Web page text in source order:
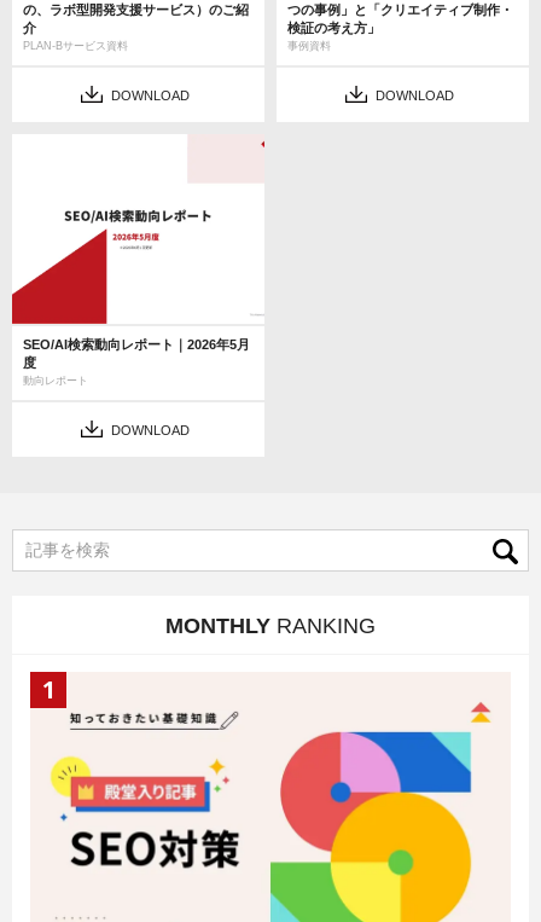
の、ラボ型開発支援サービス）のご紹
介
PLAN-Bサービス資料
DOWNLOAD
つの事例」と「クリエイティブ制作・
検証の考え方」
事例資料
DOWNLOAD
SEO/AI検索動向レポート｜2026年5月
度
動向レポート
DOWNLOAD
MONTHLY RANKING